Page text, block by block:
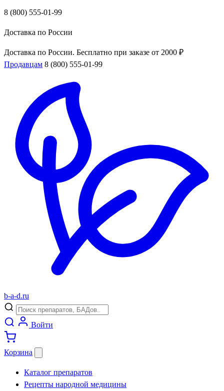
8 (800) 555-01-99
Доставка по России
Доставка по России. Бесплатно при заказе от 2000 ₽
Продавцам 8 (800) 555-01-99
b-a-d.ru
Войти
Корзина
Каталог препаратов
Рецепты народной медицины